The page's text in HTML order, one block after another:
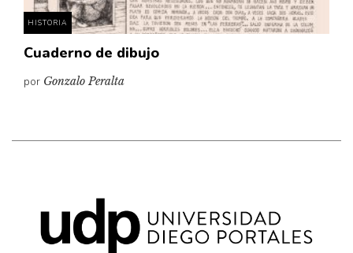
HISTORIA
Cuaderno de dibujo
por Gonzalo Peralta